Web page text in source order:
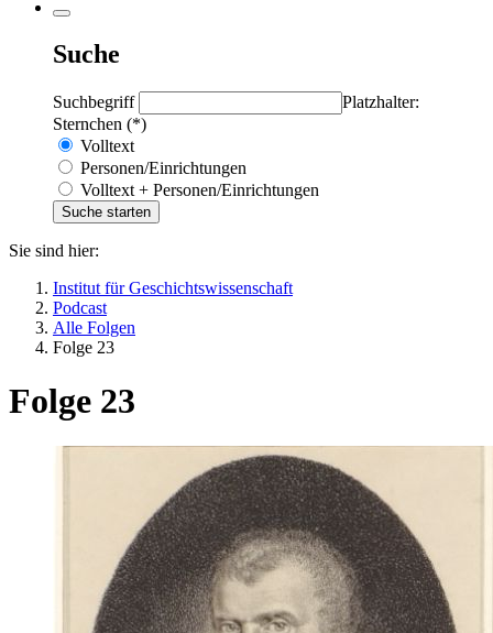
Suche
Suchbegriff
Platzhalter:
Sternchen (*)
Volltext
Personen/Einrichtungen
Volltext + Personen/Einrichtungen
Sie sind hier:
Institut für Geschichtswissenschaft
Podcast
Alle Folgen
Folge 23
Folge 23